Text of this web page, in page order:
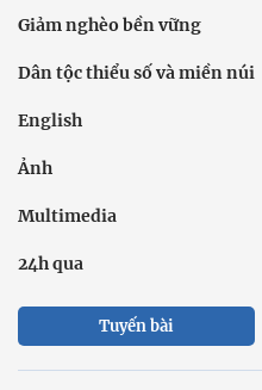
Giảm nghèo bền vững
Dân tộc thiểu số và miền núi
English
Ảnh
Multimedia
24h qua
Tuyến bài